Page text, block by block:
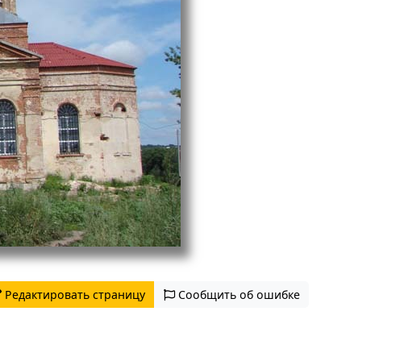
Редактировать страницу Сообщить об ошибке